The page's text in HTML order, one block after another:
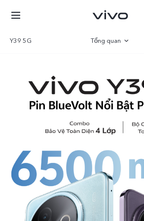
Y39 5G Tổng quan
Thông số